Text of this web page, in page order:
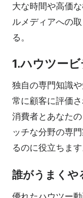
大な時間や高価
ルメディアへの
る。
1.ハウツー
独自の専門知識
常に顧客に評価
消費者とあなた
ッチな分野の専
るのに役立ちます
誰がうまくや